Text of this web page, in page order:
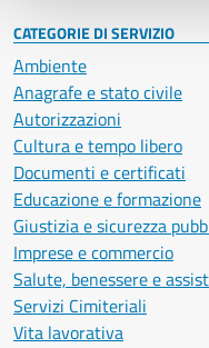
CATEGORIE DI SERVIZIO
Ambiente
Anagrafe e stato civile
Autorizzazioni
Cultura e tempo libero
Documenti e certificati
Educazione e formazione
Giustizia e sicurezza
Imprese e commercio
Salute, benessere e
Servizi Cimiteriali
Vita lavorativa